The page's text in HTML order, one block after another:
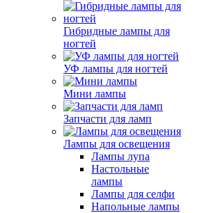
Гибридные лампы для
ногтей
УФ лампы для ногтей
Мини лампы
Запчасти для ламп
Лампы для освещения
Лампы лупа
Настольные
лампы
Лампы для селфи
Напольные лампы